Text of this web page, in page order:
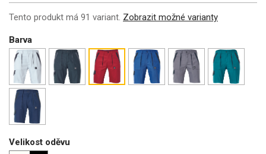
Tento produkt má 91 variant. Zobrazit možné varianty
Barva
Velikost oděvu